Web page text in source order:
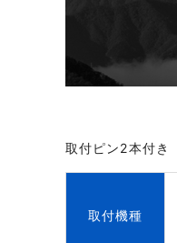
取付ピン2本付き
取付機種